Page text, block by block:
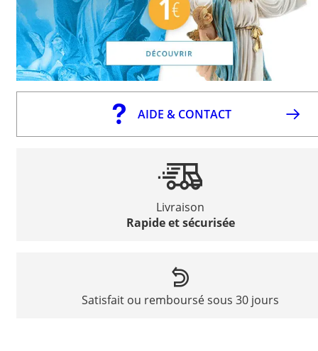
AIDE & CONTACT
Livraison
Rapide et sécurisée
Satisfait ou remboursé sous 30 jours